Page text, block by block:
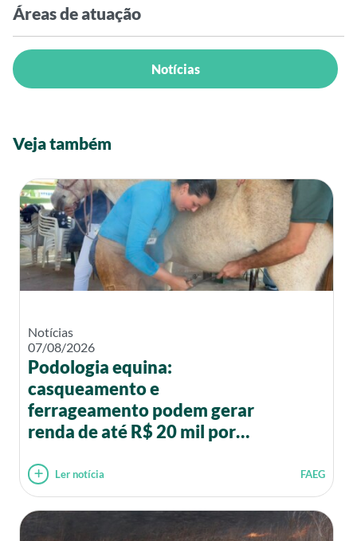
Áreas de atuação
Notícias
Veja também
Notícias
07/08/2026
Podologia equina:
casqueamento e
ferrageamento podem gerar
renda de até R$ 20 mil por
Ler notícia FAEG